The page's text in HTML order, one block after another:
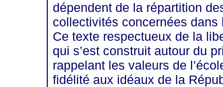
dépendent de la répartition
collectivités concernées dans
Ce texte respectueux de la
qui s’est construit autour du
rappelant les valeurs de
fidélité aux idéaux de la